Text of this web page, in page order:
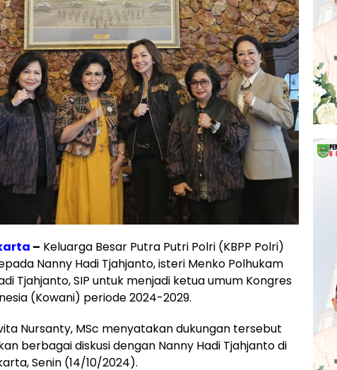
– Keluarga Besar Putra Putri Polri (KBPP Polri)
Nanny Hadi Tjahjanto, isteri Menko Polhukam
Tjahjanto, SIP untuk menjadi ketua umum Kongres
(Kowani) periode 2024-2029.
Nursanty, MSc menyatakan dukungan tersebut
berbagai diskusi dengan Nanny Hadi Tjahjanto di
Senin (14/10/2024).